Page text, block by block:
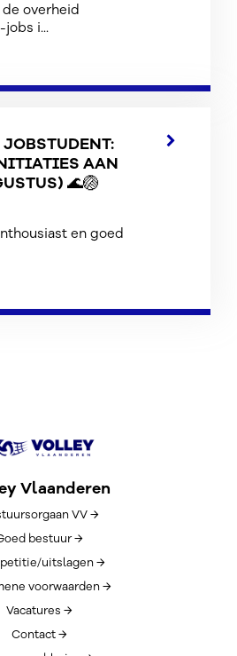
overheid
i...
AAN
🌊🏐
en goed
Vlaanderen
VV →
bestuur →
uitslagen →
voorwaarden →
Vacatures →
Contact →